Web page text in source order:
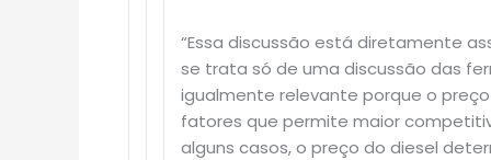
“Essa discussão está diretamente
se trata só de uma discussão das
igualmente relevante porque o
fatores que permite maior
alguns casos, o preço do diesel